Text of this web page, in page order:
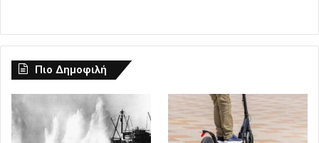
Πιο Δημοφιλή